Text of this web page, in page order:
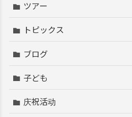
ツアー
トピックス
ブログ
子ども
庆祝活动